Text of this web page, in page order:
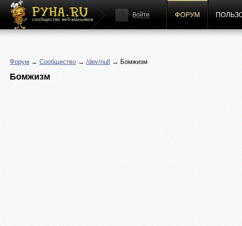
сообщество веб-маньяков
Войти ФОРУМ
Форум → Сообщество → /dev/null → Бомжизм
Бомжизм